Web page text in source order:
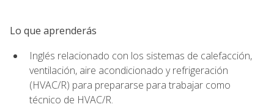
Lo que aprenderás
Inglés relacionado con los sistemas de calefacción,
ventilación, aire acondicionado y refrigeración
(HVAC/R) para prepararse para trabajar como
técnico de HVAC/R.